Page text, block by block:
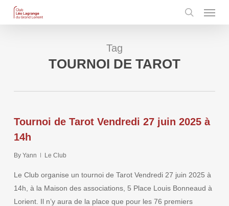
search
Menu
Tag
TOURNOI DE TAROT
Tournoi de Tarot Vendredi 27 juin 2025 à
14h
By Yann Le Club
Le Club organise un tournoi de Tarot Vendredi 27 juin 2025 à
14h, à la Maison des associations, 5 Place Louis Bonneaud à
Lorient. Il n’y aura de la place que pour les 76 premiers